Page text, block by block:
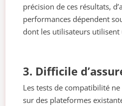
précision de ces résultats,
performances dépendent
dont les utilisateurs utilisent
3. Difficile
Les tests de compatibilité
sur des plateformes